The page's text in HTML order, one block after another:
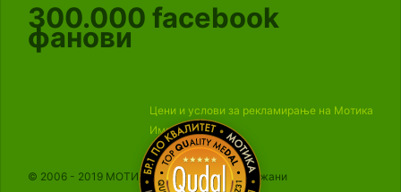
300.000 facebook
фанови
Цени и услови за рекламирање на Мотика
Импресум
© 2006 - 2019 МОТИКА, Сите права се задржани